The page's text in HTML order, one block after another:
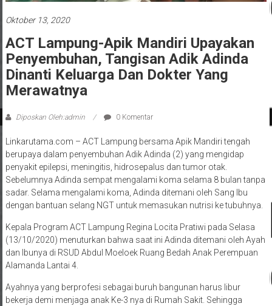
Oktober 13, 2020
ACT Lampung-Apik Mandiri Upayakan
Penyembuhan, Tangisan Adik Adinda
Dinanti Keluarga Dan Dokter Yang
Merawatnya
Diposkan Oleh:admin 0 Komentar
Linkarutama.com – ACT Lampung bersama Apik Mandiri tengah
berupaya dalam penyembuhan Adik Adinda (2) yang mengidap
penyakit epilepsi, meningitis, hidrosepalus dan tumor otak.
Sebelumnya Adinda sempat mengalami koma selama 8 bulan tanpa
sadar. Selama mengalami koma, Adinda ditemani oleh Sang Ibu
dengan bantuan selang NGT untuk memasukan nutrisi ke tubuhnya.
Kepala Program ACT Lampung Regina Locita Pratiwi pada Selasa
(13/10/2020) menuturkan bahwa saat ini Adinda ditemani oleh Ayah
dan Ibunya di RSUD Abdul Moeloek Ruang Bedah Anak Perempuan
Alamanda Lantai 4.
Ayahnya yang berprofesi sebagai buruh bangunan harus libur
bekerja demi menjaga anak Ke-3 nya di Rumah Sakit. Sehingga